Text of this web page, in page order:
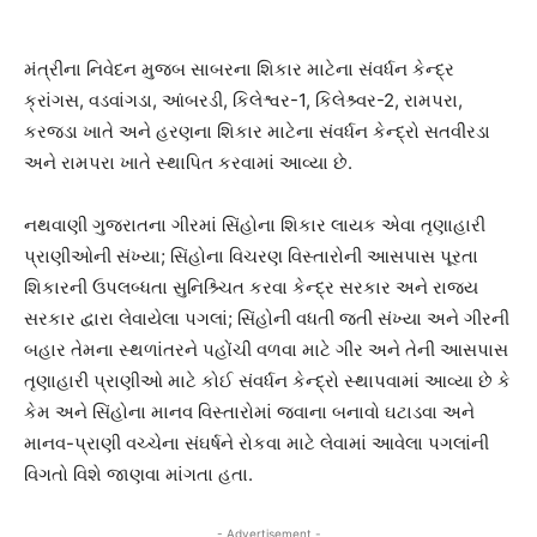
મંત્રીના નિવેદન મુજબ સાબરના શિકાર માટેના સંવર્ધન કેન્દ્ર
ક્રાંગસ, વડવાંગડા, આંબરડી, કિલેશ્વર-1, કિલેશ્ર્વર-2, રામપરા,
કરજડા ખાતે અને હરણના શિકાર માટેના સંવર્ધન કેન્દ્રો સતવીરડા
અને રામપરા ખાતે સ્થાપિત કરવામાં આવ્યા છે.
નથવાણી ગુજરાતના ગીરમાં સિંહોના શિકાર લાયક એવા તૃણાહારી
પ્રાણીઓની સંખ્યા; સિંહોના વિચરણ વિસ્તારોની આસપાસ પૂરતા
શિકારની ઉપલબ્ધતા સુનિશ્ર્ચિત કરવા કેન્દ્ર સરકાર અને રાજ્ય
સરકાર દ્વારા લેવાયેલા પગલાં; સિંહોની વધતી જતી સંખ્યા અને ગીરની
બહાર તેમના સ્થળાંતરને પહોંચી વળવા માટે ગીર અને તેની આસપાસ
તૃણાહારી પ્રાણીઓ માટે કોઈ સંવર્ધન કેન્દ્રો સ્થાપવામાં આવ્યા છે કે
કેમ અને સિંહોના માનવ વિસ્તારોમાં જવાના બનાવો ઘટાડવા અને
માનવ-પ્રાણી વચ્ચેના સંઘર્ષને રોકવા માટે લેવામાં આવેલા પગલાંની
વિગતો વિશે જાણવા માંગતા હતા.
- Advertisement -